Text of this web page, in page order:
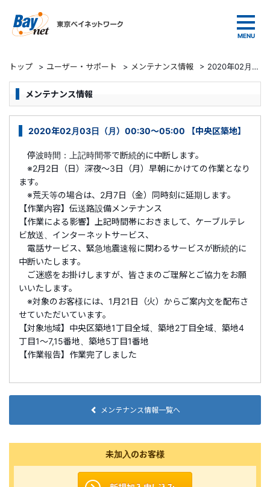
トップ > ユーザー・サポート > メンテナンス情報 > 2020年02月03日（月）00:30～05:00 【中央区築地】
メンテナンス情報
2020年02月03日（月）00:30～05:00 【中央区築地】
停波時間：上記時間帯で断続的に中断します。
※2月2日（日）深夜～3日（月）早朝にかけての作業となり
ます。
※荒天等の場合は、2月7日（金）同時刻に延期します。
【作業内容】伝送路設備メンテナンス
【作業による影響】上記時間帯におきまして、ケーブルテレ
ビ放送、インターネットサービス、
電話サービス、緊急地震速報に関わるサービスが断続的に
中断いたします。
ご迷惑をお掛けしますが、皆さまのご理解とご協力をお願
いいたします。
※対象のお客様には、1月21日（火）からご案内文を配布さ
せていただいています。
【対象地域】中央区築地1丁目全域、築地2丁目全域、築地4
丁目1～7,15番地、築地5丁目1番地
【作業報告】作業完了しました
メンテナンス情報一覧へ
未加入のお客様